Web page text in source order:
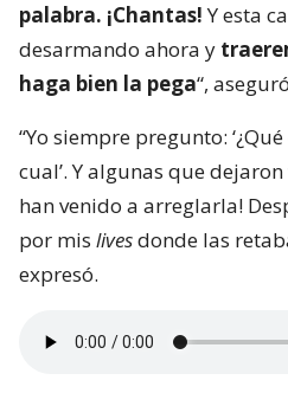
palabra. ¡Chantas!Y esta
desarmando ahora y
haga bien la pega“,
“Yo siempre pregunto:
cual’. Y algunas que
han venido a arreglarla!
por mis livesdonde las
expresó.